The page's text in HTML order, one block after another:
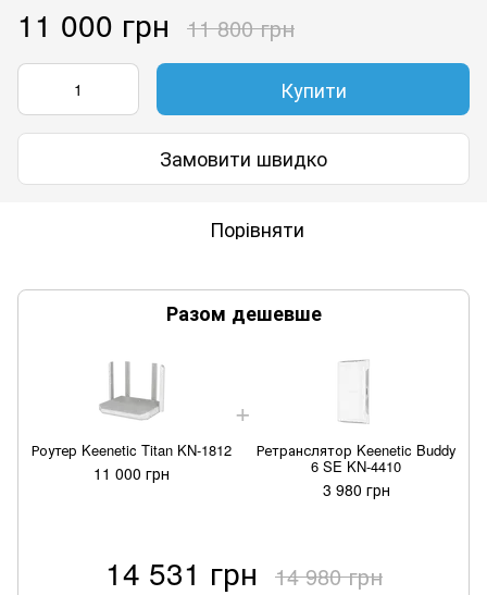
11 000 грн 11 800 грн
Купити
Замовити швидко
Порівняти
Разом дешевше
Роутер Keenetic Titan KN-1812
11 000 грн
Ретранслятор Keenetic Buddy
6 SE KN-4410
3 980 грн
14 531 грн 14 980 грн